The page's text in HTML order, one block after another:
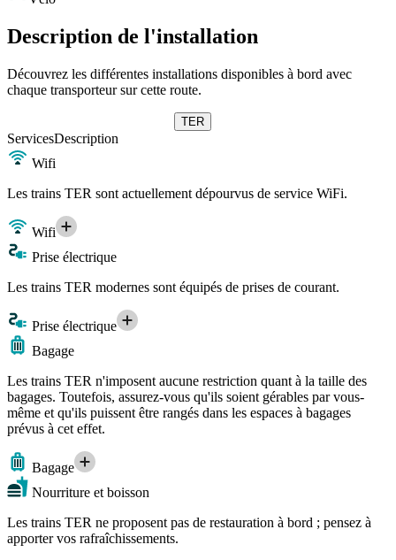
Description de l'installation
Découvrez les différentes installations disponibles à bord avec
chaque transporteur sur cette route.
TER
ServicesDescription
Wifi
Les trains TER sont actuellement dépourvus de service WiFi.
Wifi
Prise électrique
Les trains TER modernes sont équipés de prises de courant.
Prise électrique
Bagage
Les trains TER n'imposent aucune restriction quant à la taille des
bagages. Toutefois, assurez-vous qu'ils soient gérables par vous-
même et qu'ils puissent être rangés dans les espaces à bagages
prévus à cet effet.
Bagage
Nourriture et boisson
Les trains TER ne proposent pas de restauration à bord ; pensez à
apporter vos rafraîchissements.